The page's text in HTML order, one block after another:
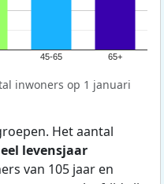
45-65 65+
inwoners op 1 januari
Het aantal
levensjaar
van 105 jaar en